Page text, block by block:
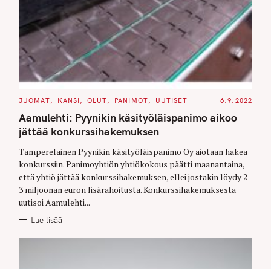
C
T
E
G
O
I
E
S
JUOMAT KANSI OLUT PANIMOT UUTISET 6.9.2022
Aamulehti: Pyynikin käsityöläispanimo aikoo
jättää konkurssihakemuksen
Tamperelainen Pyynikin käsityöläispanimo Oy aiotaan hakea
konkurssiin. Panimoyhtiön yhtiökokous päätti maanantaina,
että yhtiö jättää konkurssihakemuksen, ellei jostakin löydy 2-
3 miljoonan euron lisärahoitusta. Konkurssihakemuksesta
uutisoi Aamulehti...
Lue lisää